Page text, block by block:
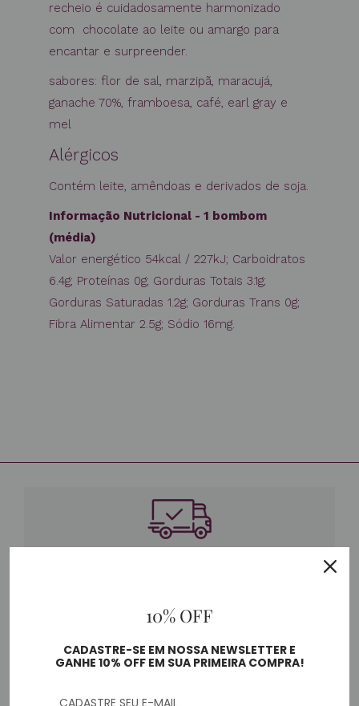
recheio é cuidadosamente harmonizado
com chocolate ao leite ou amargo para
encantar e surpreender.
sabores: flor de sal, marzipã, maracujá,
ganache 70%, framboesa, café, earl gray e
mel
Alérgicos
Contém leite, amêndoas e derivados de soja.
Informação Nutricional - 1 bombom
(média)
Valor energético 54kcal / 227kJ; Carboidratos
6.4g; Proteínas 0g; Gorduras Totais 3.1g;
Gorduras Saturadas 1.2g; Gorduras Trans 0g;
Fibra Alimentar 2.5g; Sódio 16mg.
ATÉ 3X S/ JUROS
10% OFF
CADASTRE-SE EM NOSSA NEWSLETTER E
GANHE 10% OFF EM SUA PRIMEIRA COMPRA!